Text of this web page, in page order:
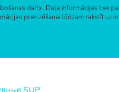
darbi. Daļa informācijas tiek
precizēšanai lūdzam rakstīt uz